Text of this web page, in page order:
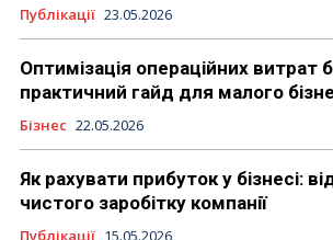
Публікації 23.05.2026
Оптимізація операційних витрат
практичний гайд для малого
Бізнес 22.05.2026
Як рахувати прибуток у бізнесі:
чистого заробітку компанії
Публікації 15.05.2026